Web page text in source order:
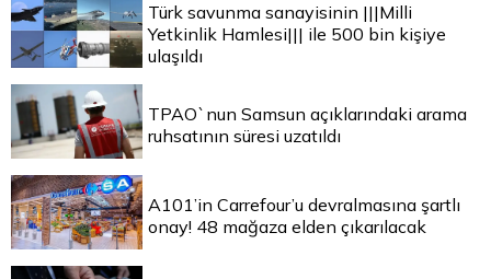
Türk savunma sanayisinin |||Milli
Yetkinlik Hamlesi||| ile 500 bin kişiye
ulaşıldı
TPAO`nun Samsun açıklarındaki arama
ruhsatının süresi uzatıldı
A101’in Carrefour’u devralmasına şartlı
onay! 48 mağaza elden çıkarılacak